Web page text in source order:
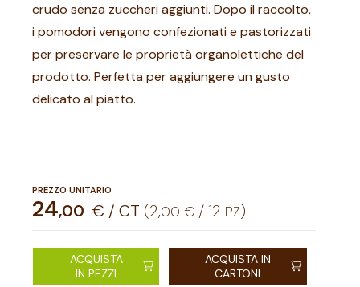
crudo senza zuccheri aggiunti. Dopo il raccolto,
i pomodori vengono confezionati e pastorizzati
per preservare le proprietà organolettiche del
prodotto. Perfetta per aggiungere un gusto
delicato al piatto.
PREZZO UNITARIO
24,00 € / CT (2,00 € /12 PZ)
ACQUISTA
IN PEZZI
ACQUISTA IN
CARTONI